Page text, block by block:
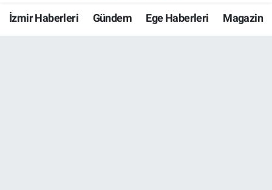
İzmir Haberleri Gündem Ege Haberleri Magazin
Resmi İlanlar